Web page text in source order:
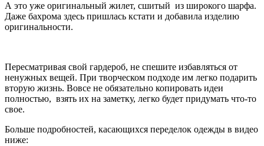
А это уже оригинальный жилет, сшитый из широкого шарфа.
Даже бахрома здесь пришлась кстати и добавила изделию
оригинальности.
Пересматривая свой гардероб, не спешите избавляться от
ненужных вещей. При творческом подходе им легко подарить
вторую жизнь. Вовсе не обязательно копировать идеи
полностью, взять их на заметку, легко будет придумать что-то
свое.
Больше подробностей, касающихся переделок одежды в видео
ниже: